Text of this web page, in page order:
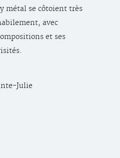
métal se côtoient très
avec
et ses
Julie